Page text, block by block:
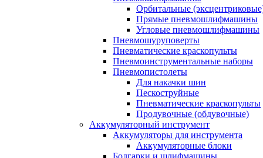
Орбитальные
Прямые пневмошлифмашины
Угловые пневмошлифмашины
Пневмошуруповерты
Пневматические краскопульты
Пневмоинструментальные наборы
Пневмопистолеты
Для накачки шин
Пескоструйные
Пневматические краскопульты
Продувочные (обдувочные)
Аккумуляторный инструмент
Аккумуляторы для инструмента
Аккумуляторные блоки
Болгарки и шлифмашины